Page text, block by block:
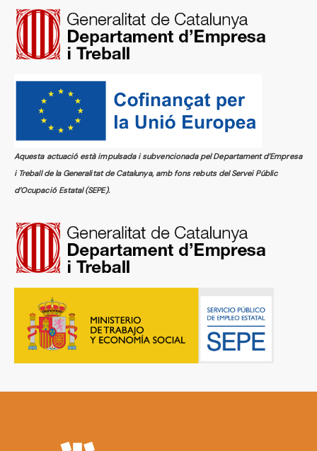
Aquesta actuació està impulsada i subvencionada pel Departament d’Empresa
i Treball de la Generalitat de Catalunya, amb fons rebuts del Servei Públic
d’Ocupació Estatal (SEPE).